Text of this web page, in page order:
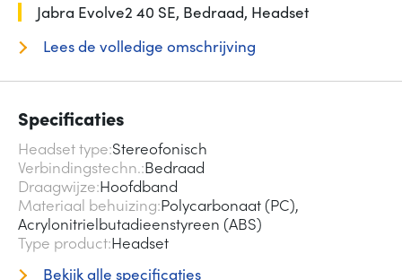
Jabra Evolve2 40 SE, Bedraad, Headset
Lees de volledige omschrijving
Specificaties
Headset type Stereofonisch
Verbindingstechn. Bedraad
Draagwijze Hoofdband
Materiaal behuizing Polycarbonaat (PC),
Acrylonitrielbutadieenstyreen (ABS)
Type product Headset
Bekijk alle specificaties